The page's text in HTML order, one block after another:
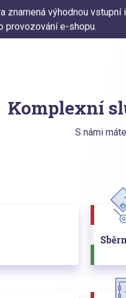
znamená výhodnou vstupní
provozování e-shopu.
Komplexní
S námi